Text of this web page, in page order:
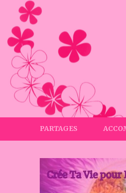
contenu
(Pressez
Entrée)
PARTAGES